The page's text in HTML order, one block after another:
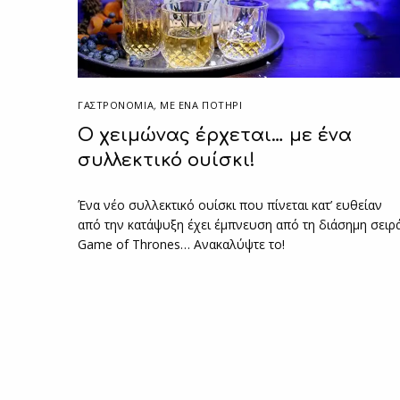
ΓΑΣΤΡΟΝΟΜΙΑ, ΜΕ ΈΝΑ ΠΟΤΉΡΙ
O χειμώνας έρχεται… με ένα
συλλεκτικό ουίσκι!
Ένα νέο συλλεκτικό ουίσκι που πίνεται κατ’ ευθείαν
από την κατάψυξη έχει έμπνευση από τη διάσημη
Game of Thrones… Aνακαλύψτε το!